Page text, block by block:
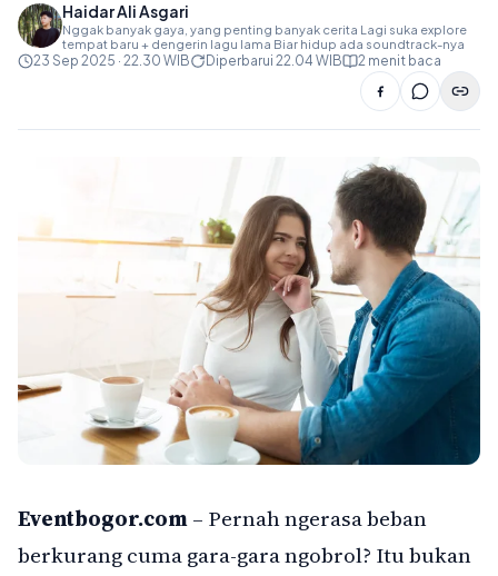
Haidar Ali Asgari
Nggak banyak gaya, yang penting banyak cerita Lagi suka explore
tempat baru + dengerin lagu lama Biar hidup ada soundtrack-nya
23 Sep 2025 · 22.30 WIB Diperbarui 22.04 WIB 2 menit baca
Eventbogor.com– Pernah ngerasa beban
berkurang cuma gara-gara ngobrol? Itu bukan